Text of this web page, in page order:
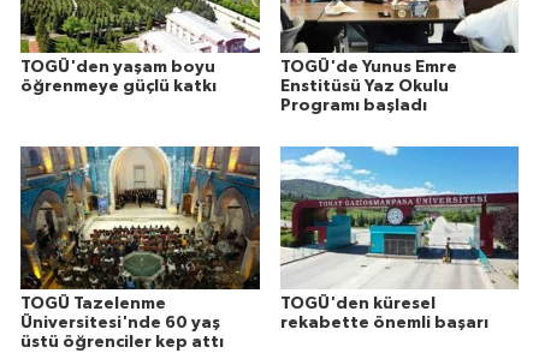
TOGÜ'den yaşam boyu
öğrenmeye güçlü katkı
TOGÜ'de Yunus Emre
Enstitüsü Yaz Okulu
Programı başladı
TOGÜ Tazelenme
Üniversitesi'nde 60 yaş
üstü öğrenciler kep attı
TOGÜ'den küresel
rekabette önemli başarı